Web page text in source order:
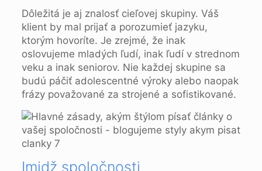
Dôležitá je aj znalosť cieľovej skupiny. Váš
klient by mal prijať a porozumieť jazyku,
ktorým hovoríte. Je zrejmé, že inak
oslovujeme mladých ľudí, inak ľudí v strednom
veku a inak seniorov. Nie každej skupine sa
budú páčiť adolescentné výroky alebo naopak
frázy považované za strojené a sofistikované.
Imidž spoločnosti